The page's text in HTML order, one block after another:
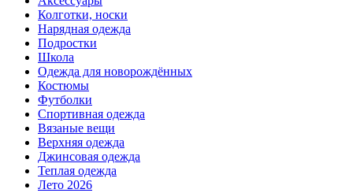
Колготки, носки
Нарядная одежда
Подростки
Школа
Одежда для новорождённых
Костюмы
Футболки
Спортивная одежда
Вязаные вещи
Верхняя одежда
Джинсовая одежда
Теплая одежда
Лето 2026